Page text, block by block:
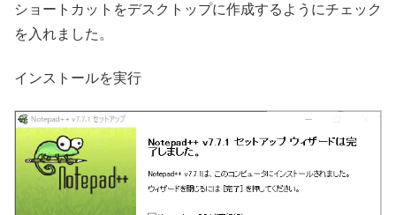
ショートカットをデスクトップに作成するようにチェック
を入れました。
インストールを実行